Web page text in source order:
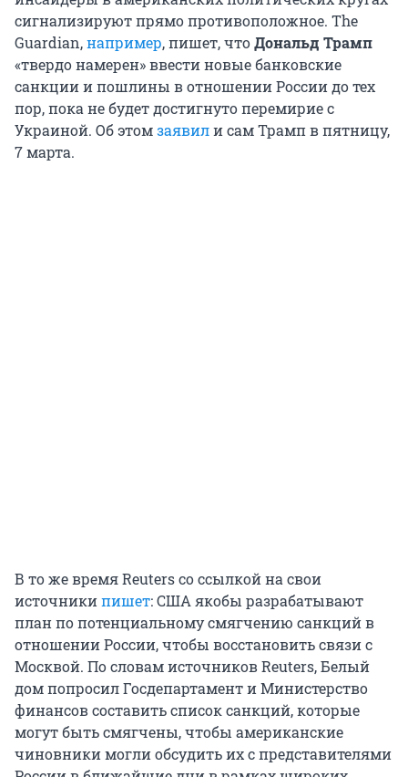
сигнализируют прямо противоположное. The
Guardian,например, пишет, чтоДональд Трамп
«твердо намерен» ввести новые банковские
санкции и пошлины в отношении России до тех
пор, пока не будет достигнуто перемирие с
Украиной. Об этомзаявили сам Трамп в пятницу,
7 марта.
В то же время Reuters со ссылкой на свои
источникипишет: США якобы разрабатывают
план по потенциальному смягчению санкций в
отношении России, чтобы восстановить связи с
Москвой. По словам источников Reuters, Белый
дом попросил Госдепартамент и Министерство
финансов составить список санкций, которые
могут быть смягчены, чтобы американские
чиновники могли обсудить их с представителями